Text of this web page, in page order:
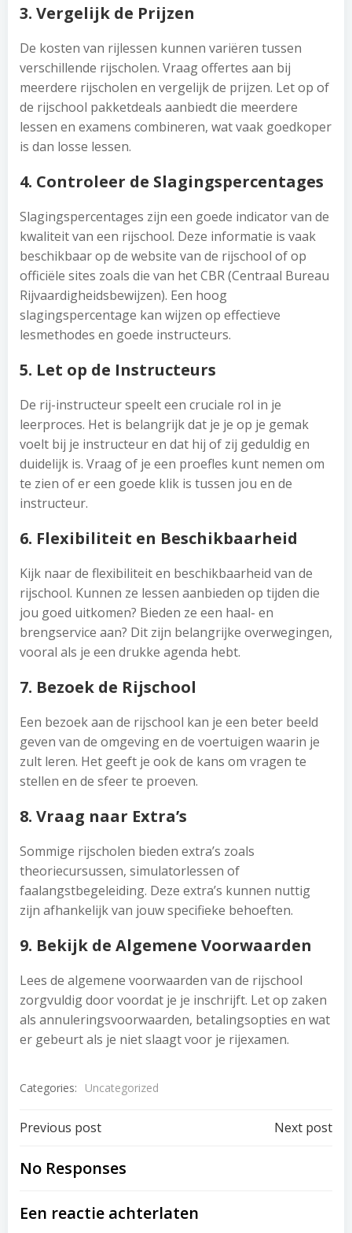
3. Vergelijk de Prijzen
De kosten van rijlessen kunnen variëren tussen
verschillende rijscholen. Vraag offertes aan bij
meerdere rijscholen en vergelijk de prijzen. Let op of
de rijschool pakketdeals aanbiedt die meerdere
lessen en examens combineren, wat vaak goedkoper
is dan losse lessen.
4. Controleer de Slagingspercentages
Slagingspercentages zijn een goede indicator van de
kwaliteit van een rijschool. Deze informatie is vaak
beschikbaar op de website van de rijschool of op
officiële sites zoals die van het CBR (Centraal Bureau
Rijvaardigheidsbewijzen). Een hoog
slagingspercentage kan wijzen op effectieve
lesmethodes en goede instructeurs.
5. Let op de Instructeurs
De rij-instructeur speelt een cruciale rol in je
leerproces. Het is belangrijk dat je je op je gemak
voelt bij je instructeur en dat hij of zij geduldig en
duidelijk is. Vraag of je een proefles kunt nemen om
te zien of er een goede klik is tussen jou en de
instructeur.
6. Flexibiliteit en Beschikbaarheid
Kijk naar de flexibiliteit en beschikbaarheid van de
rijschool. Kunnen ze lessen aanbieden op tijden die
jou goed uitkomen? Bieden ze een haal- en
brengservice aan? Dit zijn belangrijke overwegingen,
vooral als je een drukke agenda hebt.
7. Bezoek de Rijschool
Een bezoek aan de rijschool kan je een beter beeld
geven van de omgeving en de voertuigen waarin je
zult leren. Het geeft je ook de kans om vragen te
stellen en de sfeer te proeven.
8. Vraag naar Extra’s
Sommige rijscholen bieden extra’s zoals
theoriecursussen, simulatorlessen of
faalangstbegeleiding. Deze extra’s kunnen nuttig
zijn afhankelijk van jouw specifieke behoeften.
9. Bekijk de Algemene Voorwaarden
Lees de algemene voorwaarden van de rijschool
zorgvuldig door voordat je je inschrijft. Let op zaken
als annuleringsvoorwaarden, betalingsopties en wat
er gebeurt als je niet slaagt voor je rijexamen.
Categories: Uncategorized
Post
navigation
Previous post Next post
No Responses
Een reactie achterlaten